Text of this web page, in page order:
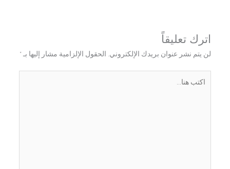
اترك تعليقاً
لن يتم نشر عنوان بريدك الإلكتروني. الحقول الإلزامية مشار إليها بـ *